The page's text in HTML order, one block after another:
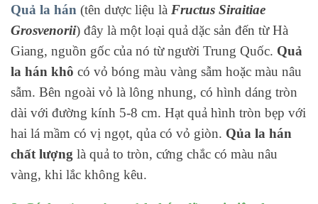
Quả la hán (tên dược liệu là Fructus Siraitiae
Grosvenorii) đây là một loại quả dặc sản đến từ Hà
Giang, nguồn gốc của nó từ người Trung Quốc. Quả
la hán khô có vỏ bóng màu vàng sẫm hoặc màu nâu
sẫm. Bên ngoài vỏ là lông nhung, có hình dáng tròn
dài với đường kính 5-8 cm. Hạt quả hình tròn bẹp với
hai lá mầm có vị ngọt, qủa có vỏ giòn. Qủa la hán
chất lượng là quả to tròn, cứng chắc có màu nâu
vàng, khi lắc không kêu.